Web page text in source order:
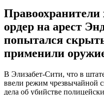
Правоохранители
ордер на арест
попытался
применили
В Элизабет-Сити, что в
ввели режим чрезвычайной
дела об убийстве